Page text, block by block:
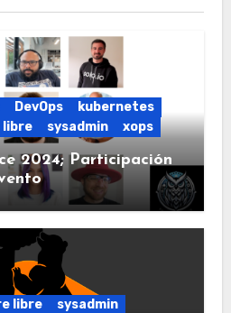
DevOps
kubernetes
sysadmin xops
2024; Participación
libre
sysadmin